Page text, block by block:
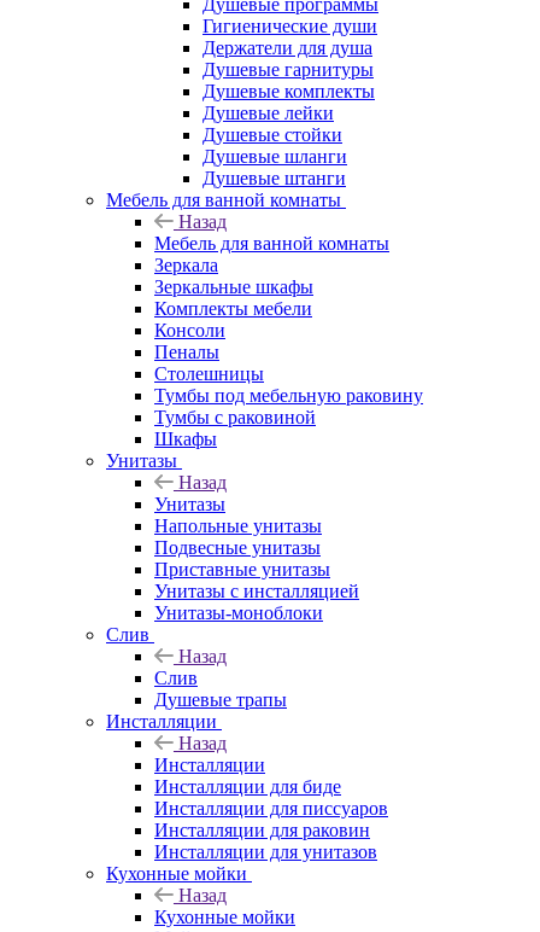
Душевые программы
Гигиенические души
Держатели для душа
Душевые гарнитуры
Душевые комплекты
Душевые лейки
Душевые стойки
Душевые шланги
Душевые штанги
Мебель для ванной комнаты
Назад
Мебель для ванной комнаты
Зеркала
Зеркальные шкафы
Комплекты мебели
Консоли
Пеналы
Столешницы
Тумбы под мебельную раковину
Тумбы с раковиной
Шкафы
Унитазы
Назад
Унитазы
Напольные унитазы
Подвесные унитазы
Приставные унитазы
Унитазы с инсталляцией
Унитазы-моноблоки
Слив
Назад
Слив
Душевые трапы
Инсталляции
Назад
Инсталляции
Инсталляции для биде
Инсталляции для писсуаров
Инсталляции для раковин
Инсталляции для унитазов
Кухонные мойки
Назад
Кухонные мойки